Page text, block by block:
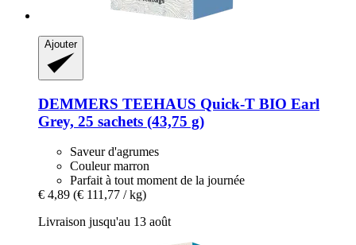
Ajouter
DEMMERS TEEHAUS Quick-​T BIO Earl
Grey, 25 sachets (43,75 g)
Saveur d'agrumes
Couleur marron
Parfait à tout moment de la journée
€ 4,89 (€ 111,77 / kg)
Livraison jusqu'au 13 août